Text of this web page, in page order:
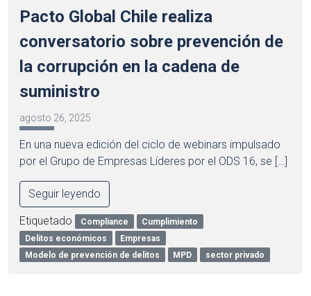
Pacto Global Chile realiza
conversatorio sobre prevención de
la corrupción en la cadena de
suministro
agosto 26, 2025
En una nueva edición del ciclo de webinars impulsado
por el Grupo de Empresas Líderes por el ODS 16, se […]
Seguir leyendo
Etiquetado Compliance
Cumplimiento
Delitos económicos
Empresas
Modelo de prevención de delitos
MPD sector privado